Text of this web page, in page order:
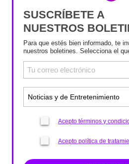
SUSCRÍBETE A
NUESTROS
Para que estés bien informado, te
nuestros boletines. Selecciona el
Acepto términos y
Acepto política de